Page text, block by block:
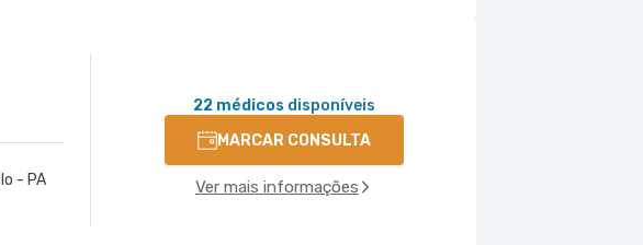
- PA
22 médicos disponíveis
MARCAR CONSULTA
Ver mais informações